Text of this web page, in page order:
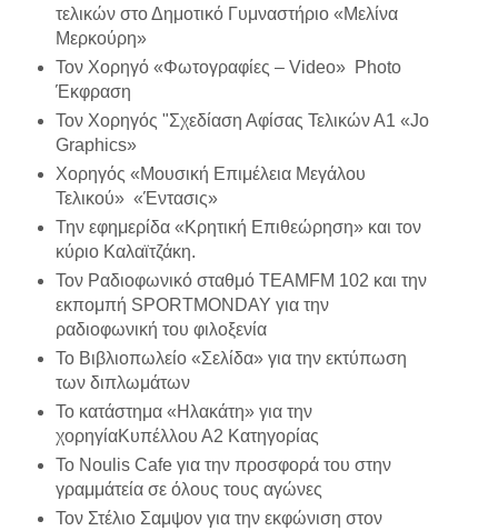
τελικών στο Δημοτικό Γυμναστήριο «Μελίνα
Μερκούρη»
Τον Χορηγό «Φωτογραφίες – Video» Photo
Έκφραση
Τον Χορηγός "Σχεδίαση Αφίσας Τελικών Α1 «Jo
Graphics»
Χορηγός «Μουσική Επιμέλεια Μεγάλου
Τελικού» «Έντασις»
Την εφημερίδα «Κρητική Επιθεώρηση» και τον
κύριο Καλαϊτζάκη.
Τον Ραδιοφωνικό σταθμό ΤΕΑΜFM 102 και την
εκπομπή SPORTMONDAY για την
ραδιοφωνική του φιλοξενία
Το Βιβλιοπωλείο «Σελίδα» για την εκτύπωση
των διπλωμάτων
Το κατάστημα «Ηλακάτη» για την
χορηγίαΚυπέλλου Α2 Κατηγορίας
To Noulis Cafe για την προσφορά του στην
γραμμάτεία σε όλους τους αγώνες
Τον Στέλιο Σαμψον για την εκφώνιση στον